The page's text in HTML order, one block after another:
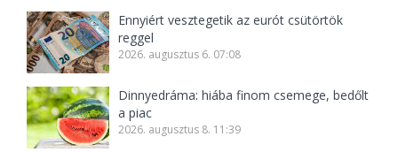
Ennyiért vesztegetik az eurót csütörtök
reggel
2026. augusztus 6. 07:08
Dinnyedráma: hiába finom csemege, bedőlt
a piac
2026. augusztus 8. 11:39